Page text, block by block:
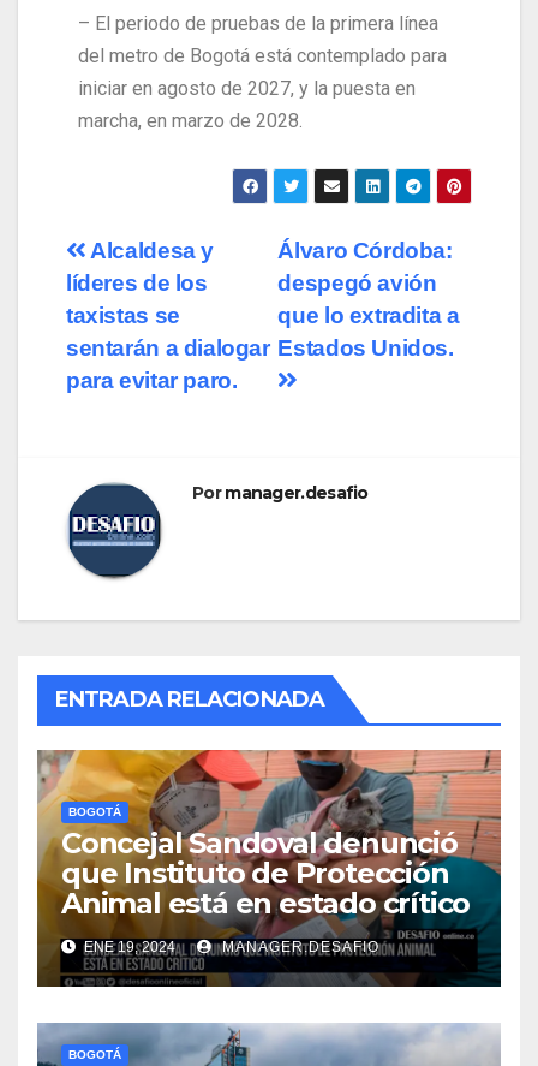
– El periodo de pruebas de la primera línea
del metro de Bogotá está contemplado para
iniciar en agosto de 2027, y la puesta en
marcha, en marzo de 2028.
Álvaro Córdoba:
despegó avión
que lo extradita a
Estados Unidos.
Alcaldesa y
líderes de los
taxistas se
sentarán a dialogar
para evitar paro.
Pormanager.desafio
ENTRADA RELACIONADA
BOGOTÁ
Concejal Sandoval denunció
que Instituto de Protección
Animal está en estado crítico
ENE 19, 2024 MANAGER.DESAFIO
BOGOTÁ